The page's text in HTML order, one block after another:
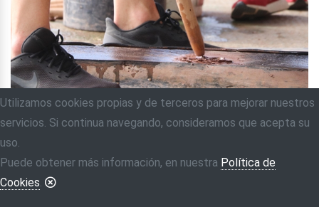
Utilizamos cookies propias y de terceros para mejorar nuestros
servicios. Si continua navegando, consideramos que acepta su
uso.
Puede obtener más información, en nuestra Política de
Cookies.